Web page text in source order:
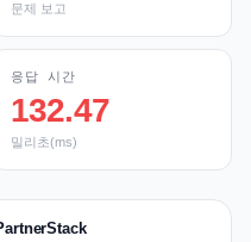
문제 보고
응답 시간
132.47
밀리초(ms)